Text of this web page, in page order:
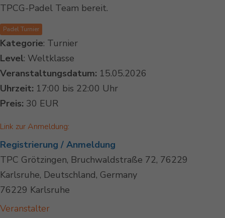
TPCG-Padel Team bereit.
Padel Turnier
Kategorie: Turnier
Level: Weltklasse
Veranstaltungsdatum: 15.05.2026
Uhrzeit: 17:00 bis 22:00 Uhr
Preis: 30 EUR
Link zur Anmeldung:
Registrierung / Anmeldung
TPC Grötzingen, Bruchwaldstraße 72, 76229
Karlsruhe, Deutschland, Germany
76229 Karlsruhe
Veranstalter